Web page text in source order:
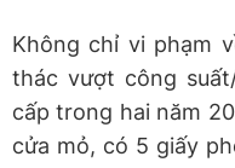
Không chỉ vi phạm
thác vượt công
cấp trong hai năm
cửa mỏ, có 5 giấy